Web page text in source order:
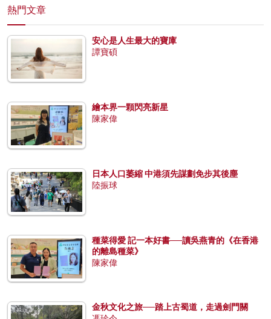
熱門文章
安心是人生最大的寶庫
譚寶碩
繪本界一顆閃亮新星
陳家偉
日本人口萎縮 中港須先謀劃免步其後塵
陸振球
種菜得愛 記一本好書──讀吳燕青的《在香港
的離島種菜》
陳家偉
金秋文化之旅──踏上古蜀道，走過劍門關